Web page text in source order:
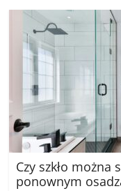
Czy szkło
ponownym